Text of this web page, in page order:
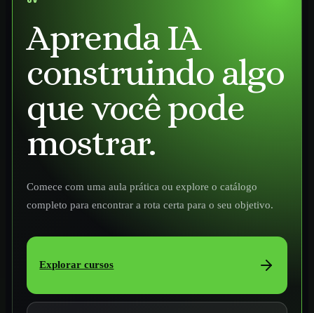
Aprenda IA
construindo algo
que você pode
mostrar.
Comece com uma aula prática ou explore o catálogo
completo para encontrar a rota certa para o seu objetivo.
Explorar cursos